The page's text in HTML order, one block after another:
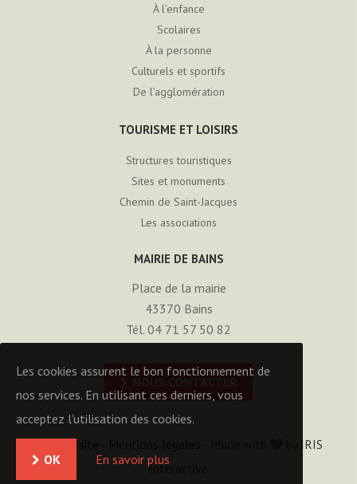
À l’enfance
Scolaires
À la personne
Culturels et sportifs
De l’agglomération
TOURISME ET LOISIRS
Structures touristiques
Sites et monuments
Chemin de Saint-Jacques
Les associations
MAIRIE DE BAINS
Place de la mairie
43370 Bains
Tél. 04 71 57 50 82
Plan du site
IRIS
Interactive
Les cookies assurent le bon fonctionnement de
nos services. En utilisant ces derniers, vous
acceptez l'utilisation des cookies.
OK En savoir plus